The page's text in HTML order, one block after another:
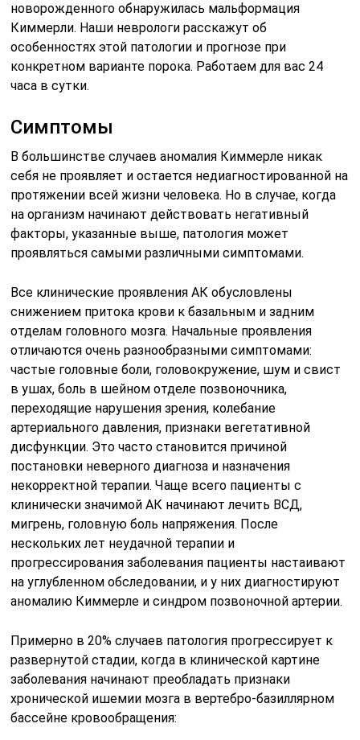
новорожденного обнаружилась мальформация
Киммерли. Наши неврологи расскажут об
особенностях этой патологии и прогнозе при
конкретном варианте порока. Работаем для вас 24
часа в сутки.
Симптомы
В большинстве случаев аномалия Киммерле никак
себя не проявляет и остается недиагностированной на
протяжении всей жизни человека. Но в случае, когда
на организм начинают действовать негативный
факторы, указанные выше, патология может
проявляться самыми различными симптомами.
Все клинические проявления АК обусловлены
снижением притока крови к базальным и задним
отделам головного мозга. Начальные проявления
отличаются очень разнообразными симптомами:
частые головные боли, головокружение, шум и свист
в ушах, боль в шейном отделе позвоночника,
переходящие нарушения зрения, колебание
артериального давления, признаки вегетативной
дисфункции. Это часто становится причиной
постановки неверного диагноза и назначения
некорректной терапии. Чаще всего пациенты с
клинически значимой АК начинают лечить ВСД,
мигрень, головную боль напряжения. После
нескольких лет неудачной терапии и
прогрессирования заболевания пациенты настаивают
на углубленном обследовании, и у них диагностируют
аномалию Киммерле и синдром позвоночной артерии.
Примерно в 20% случаев патология прогрессирует к
развернутой стадии, когда в клинической картине
заболевания начинают преобладать признаки
хронической ишемии мозга в вертебро-базиллярном
бассейне кровообращения: